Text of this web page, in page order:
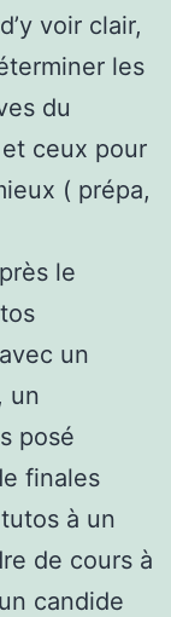
voir clair,
les
du
ceux pour
( prépa,
le
un
un
posé
finales
à un
de cours à
candide